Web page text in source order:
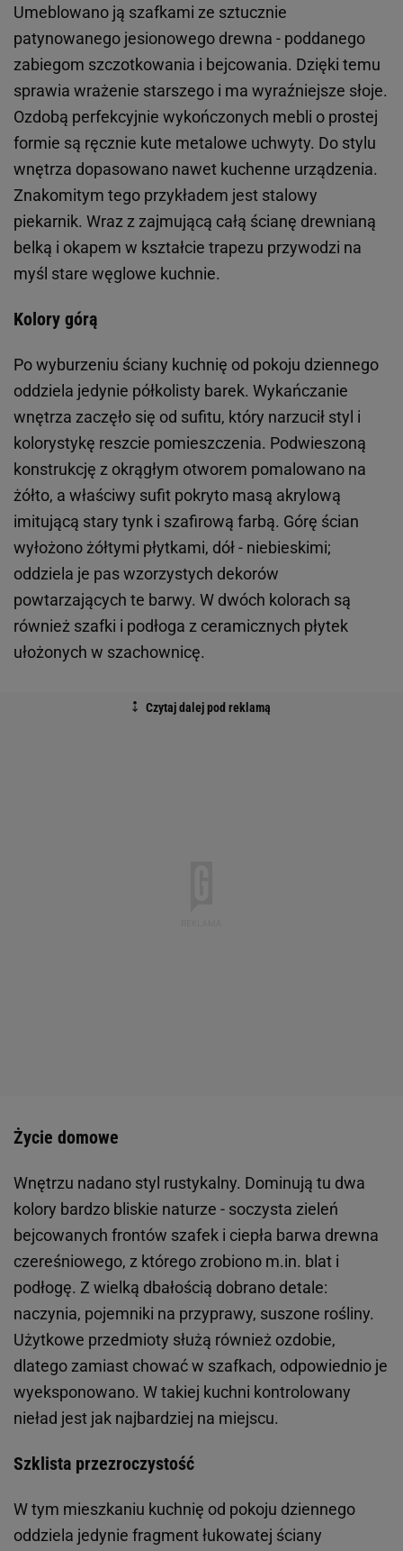
Umeblowano ją szafkami ze sztucznie
patynowanego jesionowego drewna - poddanego
zabiegom szczotkowania i bejcowania. Dzięki temu
sprawia wrażenie starszego i ma wyraźniejsze słoje.
Ozdobą perfekcyjnie wykończonych mebli o prostej
formie są ręcznie kute metalowe uchwyty. Do stylu
wnętrza dopasowano nawet kuchenne urządzenia.
Znakomitym tego przykładem jest stalowy
piekarnik. Wraz z zajmującą całą ścianę drewnianą
belką i okapem w kształcie trapezu przywodzi na
myśl stare węglowe kuchnie.
Kolory górą
Po wyburzeniu ściany kuchnię od pokoju dziennego
oddziela jedynie półkolisty barek. Wykańczanie
wnętrza zaczęło się od sufitu, który narzucił styl i
kolorystykę reszcie pomieszczenia. Podwieszoną
konstrukcję z okrągłym otworem pomalowano na
żółto, a właściwy sufit pokryto masą akrylową
imitującą stary tynk i szafirową farbą. Górę ścian
wyłożono żółtymi płytkami, dół - niebieskimi;
oddziela je pas wzorzystych dekorów
powtarzających te barwy. W dwóch kolorach są
również szafki i podłoga z ceramicznych płytek
ułożonych w szachownicę.
Życie domowe
Wnętrzu nadano styl rustykalny. Dominują tu dwa
kolory bardzo bliskie naturze - soczysta zieleń
bejcowanych frontów szafek i ciepła barwa drewna
czereśniowego, z którego zrobiono m.in. blat i
podłogę. Z wielką dbałością dobrano detale:
naczynia, pojemniki na przyprawy, suszone rośliny.
Użytkowe przedmioty służą również ozdobie,
dlatego zamiast chować w szafkach, odpowiednio je
wyeksponowano. W takiej kuchni kontrolowany
nieład jest jak najbardziej na miejscu.
Szklista przezroczystość
W tym mieszkaniu kuchnię od pokoju dziennego
oddziela jedynie fragment łukowatej ściany